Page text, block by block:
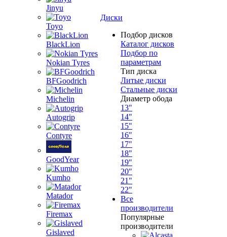
Jinyu
Toyo
BlackLion
Nokian Tyres
BFGoodrich
Michelin
Autogrip
Contyre
GoodYear
Kumho
Matador
Firemax
Gislaved
Диски
Подбор дисков
Каталог дисков
Подбор по
параметрам
Тип диска
Литые диски
Стальные диски
Диаметр обода
13"
14"
15"
16"
17"
18"
19"
20"
21"
22"
Все
производители
Популярные
производители